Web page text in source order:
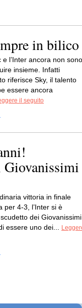
in bilico
e l’Inter ancora non sono
insieme. Infatti
riferisce Sky, il talento
essere ancora
il seguito
vittoria in finale
per 4-3, l’Inter si è
dei
essere uno dei...